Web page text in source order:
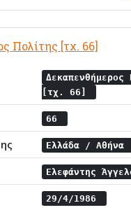
Πολίτης [τχ. 66]
Δεκαπενθήμερος
[τχ. 66]
66
Ελλάδα / Αθήνα
Ελεφάντης
29/4/1986